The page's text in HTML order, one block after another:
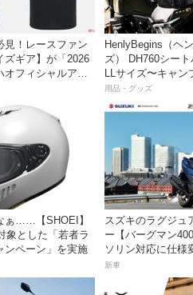
見！レースファン
ズギア】が「2026
フィシャルアパ
でリリース
HenlyBegins（ヘ
ズ） DH760シー
LLサイズ〜キャン
も安心の大容量ツ
用品・グッズ
ぁ……【SHOEI】
象とした「若者ラ
ンペーン」を実施
スズキのラグジュ
ー【バーグマン
ソリン対応に仕様
価格は据え置きの
新車